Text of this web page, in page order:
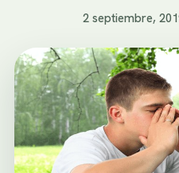
2 septiembre,